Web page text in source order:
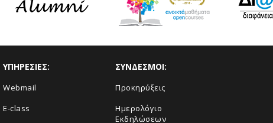
ΥΠΗΡΕΣΙΕΣ:
Webmail
E-class
ΣΥΝΔΕΣΜΟΙ:
Προκηρύξεις
Ημερολόγιο
Εκδηλώσεων